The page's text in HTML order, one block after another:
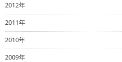
2012年
2011年
2010年
2009年